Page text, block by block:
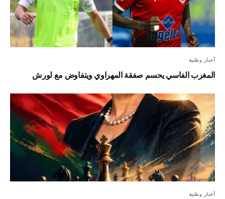
أخبار وطنية
المغرب الفاسي يحسم صفقة المهراوي ويتفاوض مع لورش
أخبار وطنية